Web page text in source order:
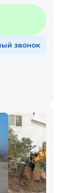
звонок